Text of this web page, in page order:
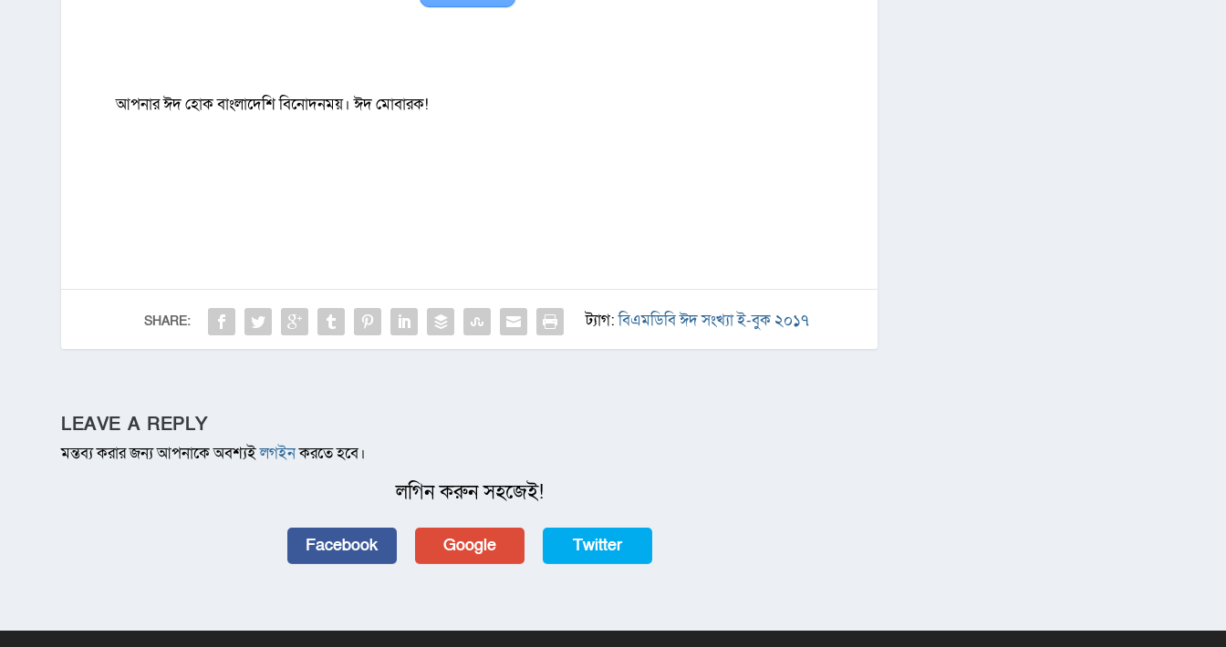
আপনার ঈদ হোক বাংলাদেশি বিনোদনময়। ঈদ মোবারক!
SHARE: ট্যাগ:বিএমডিবি ঈদ সংখ্যা ই-বুক ২০১৭
LEAVE A REPLY
মন্তব্য করার জন্য আপনাকে অবশ্যইলগইনকরতে হবে।
লগিন করুন সহজেই!
Facebook Google Twitter